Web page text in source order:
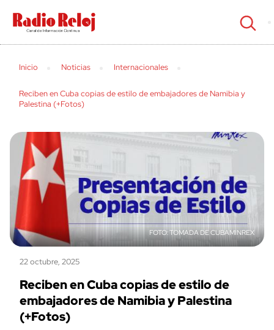
cerrar
Inicio Noticias Internacionales
Reciben en Cuba copias de estilo de embajadores de Namibia y
Palestina (+Fotos)
TOMADA DE CUBAMINREX
22 octubre, 2025
Reciben en Cuba copias de estilo de
embajadores de Namibia y Palestina
(+Fotos)